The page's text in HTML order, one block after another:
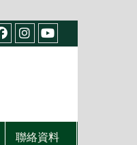
facebook
IG youtube
聯絡資料